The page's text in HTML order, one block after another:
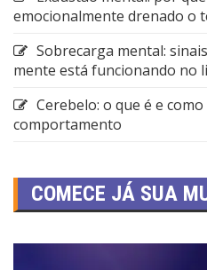
emocionalmente drenado o
Sobrecarga mental:
mente está funcionando no
Cerebelo: o que é e
comportamento
COMECE JÁ SUA